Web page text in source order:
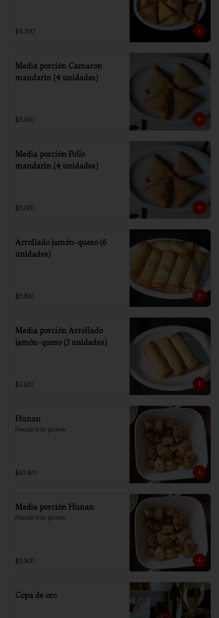
$9.700
Media porción Camaron
mandarin (4 unidades)
$5.500
Media porción Pollo
mandarin (4 unidades)
$5.000
Arrollado jamón-queso (6
unidades)
$5.800
Media porción Arrollado
jamón-queso (3 unidades)
$3.100
Hunan
Pescado frito picante
$10.400
Media porción Hunan
Pescado frito picante
$5.500
Copa de oro